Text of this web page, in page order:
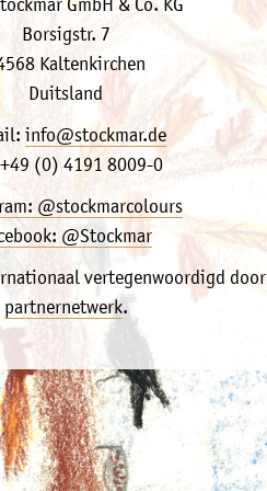
GmbH & Co. KG
Borsigstr. 7
Kaltenkirchen
Duitsland
info@stockmar.de
(0) 4191 8009-0
@stockmarcolours
@Stockmar
vertegenwoordigd
partnernetwerk.